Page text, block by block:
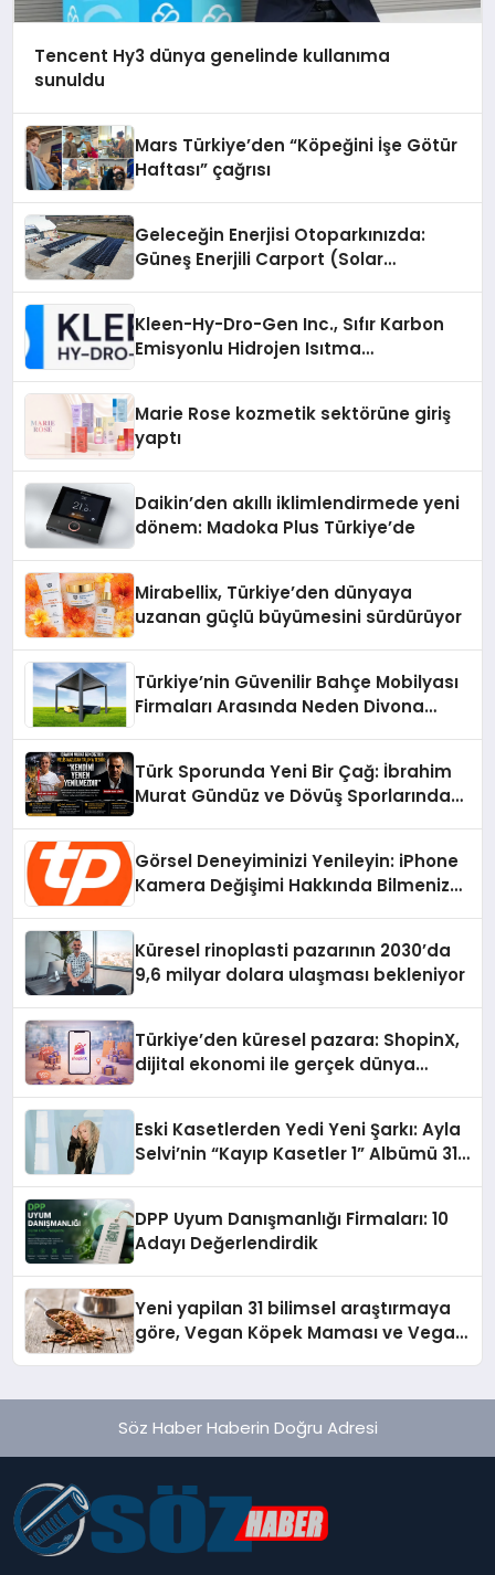
Tencent Hy3 dünya genelinde kullanıma
sunuldu
Mars Türkiye’den “Köpeğini İşe Götür
Haftası” çağrısı
Geleceğin Enerjisi Otoparkınızda:
Güneş Enerjili Carport (Solar
Kleen-Hy-Dro-Gen Inc., Sıfır Karbon
Emisyonlu Hidrojen Isıtma
Marie Rose kozmetik sektörüne giriş
yaptı
Daikin’den akıllı iklimlendirmede yeni
dönem: Madoka Plus Türkiye’de
Mirabellix, Türkiye’den dünyaya
uzanan güçlü büyümesini sürdürüyor
Türkiye’nin Güvenilir Bahçe Mobilyası
Firmaları Arasında Neden Divona
Türk Sporunda Yeni Bir Çağ: İbrahim
Murat Gündüz ve Dövüş Sporlarında
Görsel Deneyiminizi Yenileyin: iPhone
Kamera Değişimi Hakkında Bilmeniz
Küresel rinoplasti pazarının 2030’da
9,6 milyar dolara ulaşması bekleniyor
Türkiye’den küresel pazara: ShopinX,
dijital ekonomi ile gerçek dünya
Eski Kasetlerden Yedi Yeni Şarkı: Ayla
Selvi’nin “Kayıp Kasetler 1” Albümü 31
DPP Uyum Danışmanlığı Firmaları: 10
Adayı Değerlendirdik
Yeni yapilan 31 bilimsel araştırmaya
göre, Vegan Köpek Maması ve Vegan
Söz Haber Haberin Doğru Adresi